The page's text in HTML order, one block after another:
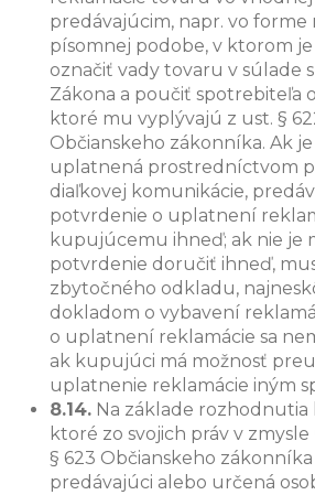
predávajúcim, napr. vo forme
písomnej podobe, v ktorom
označiť vady tovaru v súlade s
Zákona a poučiť spotrebiteľa
ktoré mu vyplývajú z ust. §
Občianskeho zákonníka. Ak
uplatnená prostredníctvom
diaľkovej komunikácie,
potvrdenie o uplatnení
kupujúcemu ihneď; ak nie je
potvrdenie doručiť ihneď,
zbytočného odkladu,
dokladom o vybavení
o uplatnení reklamácie sa
ak kupujúci má možnosť
uplatnenie reklamácie iným
8.14. Na základe
ktoré zo svojich práv v zmysle
§ 623 Občianskeho
predávajúci alebo určená